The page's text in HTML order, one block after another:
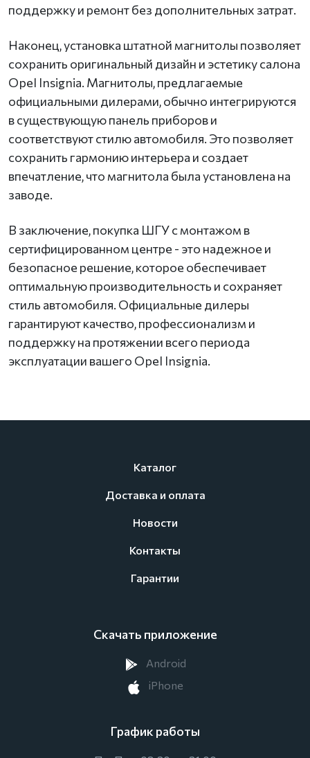
поддержку и ремонт без дополнительных затрат.
Наконец, установка штатной магнитолы позволяет
сохранить оригинальный дизайн и эстетику салона
Opel Insignia. Магнитолы, предлагаемые
официальными дилерами, обычно интегрируются
в существующую панель приборов и
соответствуют стилю автомобиля. Это позволяет
сохранить гармонию интерьера и создает
впечатление, что магнитола была установлена на
заводе.
В заключение, покупка ШГУ с монтажом в
сертифицированном центре - это надежное и
безопасное решение, которое обеспечивает
оптимальную производительность и сохраняет
стиль автомобиля. Официальные дилеры
гарантируют качество, профессионализм и
поддержку на протяжении всего периода
эксплуатации вашего Opel Insignia.
Каталог
Доставка и оплата
Новости
Контакты
Гарантии
Скачать приложение
Android
iPhone
График работы